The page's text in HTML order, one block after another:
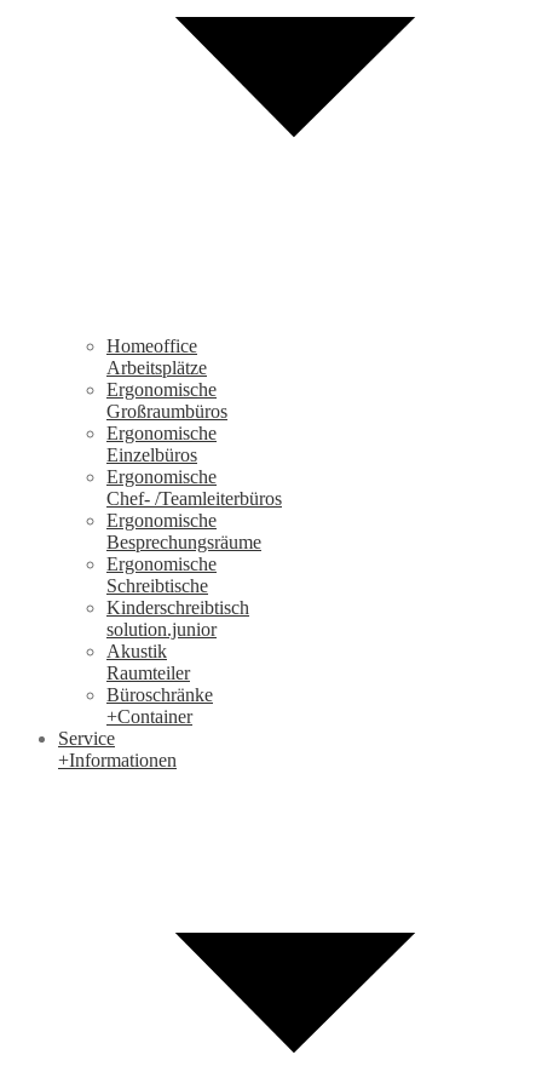
Homeoffice
Arbeitsplätze
Ergonomische
Großraumbüros
Ergonomische
Einzelbüros
Ergonomische
Chef- /Teamleiterbüros
Ergonomische
Besprechungsräume
Ergonomische
Schreibtische
Kinderschreibtisch
solution.junior
Akustik
Raumteiler
Büroschränke
+Container
Service
+Informationen